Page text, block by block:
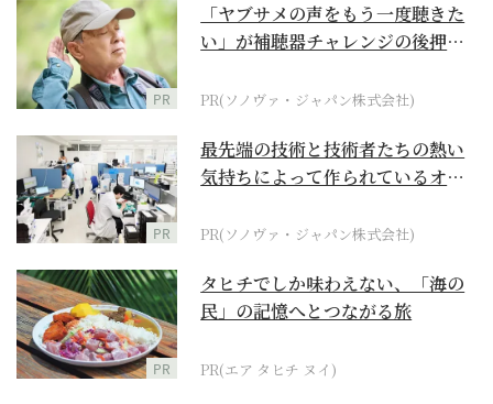
PR
「ヤブサメの声をもう一度聴きた
い」が補聴器チャレンジの後押し
PR(ソノヴァ・ジャパン株式会社)
PR
最先端の技術と技術者たちの熱い
気持ちによって作られているオー
PR(ソノヴァ・ジャパン株式会社)
PR
タヒチでしか味わえない、「海の
民」の記憶へとつながる旅
PR(エア タヒチ ヌイ)